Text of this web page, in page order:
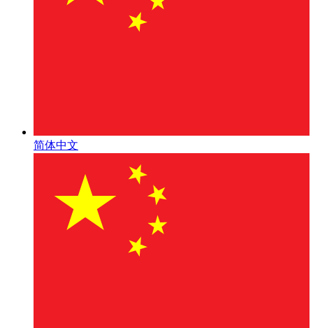
简体中文